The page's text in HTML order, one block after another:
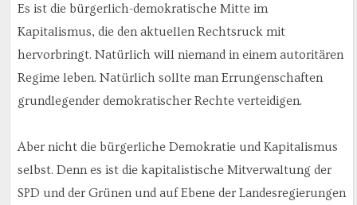
Es ist die bürgerlich-demokratische Mitte im
Kapitalismus, die den aktuellen Rechtsruck mit
hervorbringt. Natürlich will niemand in einem autoritären
Regime leben. Natürlich sollte man Errungenschaften
grundlegender demokratischer Rechte verteidigen.
Aber nicht die bürgerliche Demokratie und Kapitalismus
selbst. Denn es ist die kapitalistische Mitverwaltung der
SPD und der Grünen und auf Ebene der Landesregierungen